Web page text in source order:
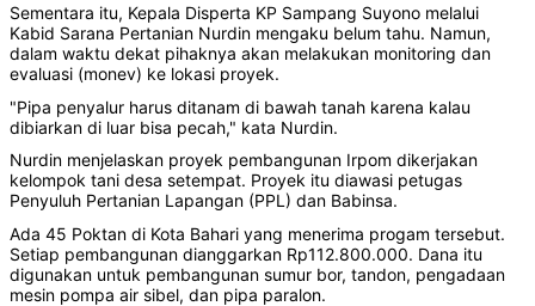
Sementara itu, Kepala Disperta KP Sampang Suyono melalui
Kabid Sarana Pertanian Nurdin mengaku belum tahu. Namun,
dalam waktu dekat pihaknya akan melakukan monitoring dan
evaluasi (monev) ke lokasi proyek.
"Pipa penyalur harus ditanam di bawah tanah karena kalau
dibiarkan di luar bisa pecah," kata Nurdin.
Nurdin menjelaskan proyek pembangunan Irpom dikerjakan
kelompok tani desa setempat. Proyek itu diawasi petugas
Penyuluh Pertanian Lapangan (PPL) dan Babinsa.
Ada 45 Poktan di Kota Bahari yang menerima progam tersebut.
Setiap pembangunan dianggarkan Rp112.800.000. Dana itu
digunakan untuk pembangunan sumur bor, tandon, pengadaan
mesin pompa air sibel, dan pipa paralon.